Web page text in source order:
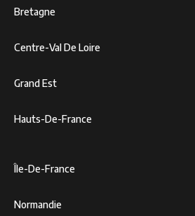
Bretagne
Centre-Val De Loire
Grand Est
Hauts-De-France
Île-De-France
Normandie